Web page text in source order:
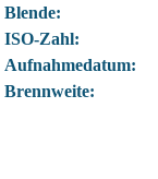
Blende:
ISO-Zahl:
Aufnahmedatum:
Brennweite: